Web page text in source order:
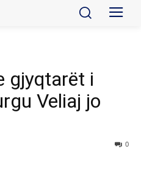
gjyqtarët i
Veliaj jo
0